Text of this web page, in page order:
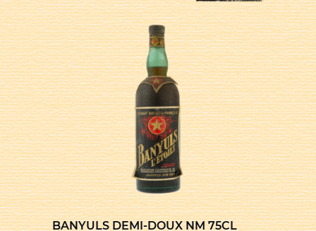
BANYULS DEMI-DOUX NM 75CL